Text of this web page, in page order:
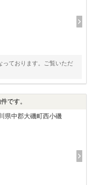
っております。ご覧いただ
です。
県中郡大磯町西小磯